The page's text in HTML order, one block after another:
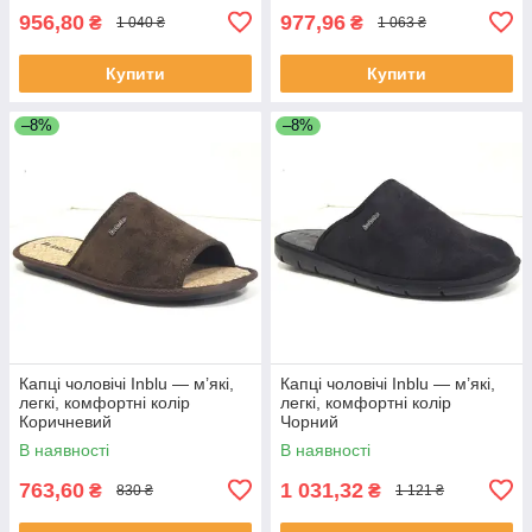
956,80 ₴ 1 040 ₴
Купити
977,96 ₴ 1 063 ₴
Купити
–8%
Капці чоловічі Inblu — м’які,
легкі, комфортні колір
Коричневий
В наявності
763,60 ₴ 830 ₴
–8%
Капці чоловічі Inblu — м’які,
легкі, комфортні колір
Чорний
В наявності
1 031,32 ₴ 1 121 ₴